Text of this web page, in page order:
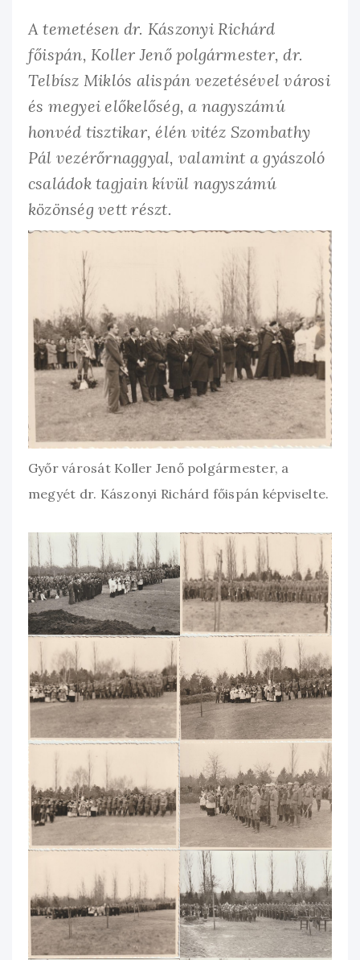
A temetésen dr. Kászonyi Richárd
főispán, Koller Jenő polgármester, dr.
Telbísz Miklós alispán vezetésével városi
és megyei előkelőség, a nagyszámú
honvéd tisztikar, élén vitéz Szombathy
Pál vezérőrnaggyal, valamint a gyászoló
családok tagjain kívül nagyszámú
közönség vett részt.
Győr városát Koller Jenő polgármester, a
megyét dr. Kászonyi Richárd főispán képviselte.